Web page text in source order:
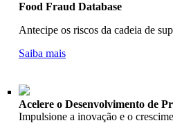
Food Fraud Database
Antecipe os riscos da cadeia de
Saiba mais
Acelere o Desenvolvimento de
Impulsione a inovação e o